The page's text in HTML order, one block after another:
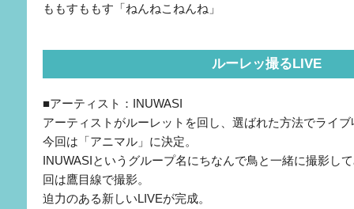
ももすももす「ねんねこねんね」
ルーレッ撮るLIVE
■アーティスト：INUWASI
アーティストがルーレットを回し、選ばれた方法でライ
今回は「アニマル」に決定。
INUWASIというグループ名にちなんで鳥と一緒に撮影し
回は鷹目線で撮影。
迫力のある新しいLIVEが完成。